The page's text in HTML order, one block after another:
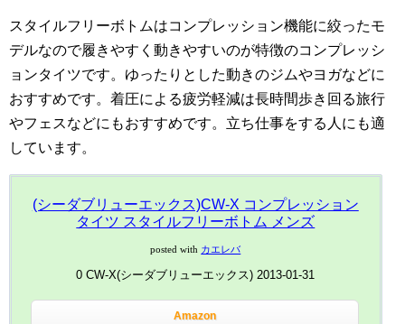
スタイルフリーボトムはコンプレッション機能に絞ったモ
デルなので履きやすく動きやすいのが特徴のコンプレッシ
ョンタイツです。ゆったりとした動きのジムやヨガなどに
おすすめです。着圧による疲労軽減は長時間歩き回る旅行
やフェスなどにもおすすめです。立ち仕事をする人にも適
しています。
(シーダブリューエックス)CW-X コンプレッション
タイツ スタイルフリーボトム メンズ
posted with カエレバ
0 CW-X(シーダブリューエックス) 2013-01-31
Amazon